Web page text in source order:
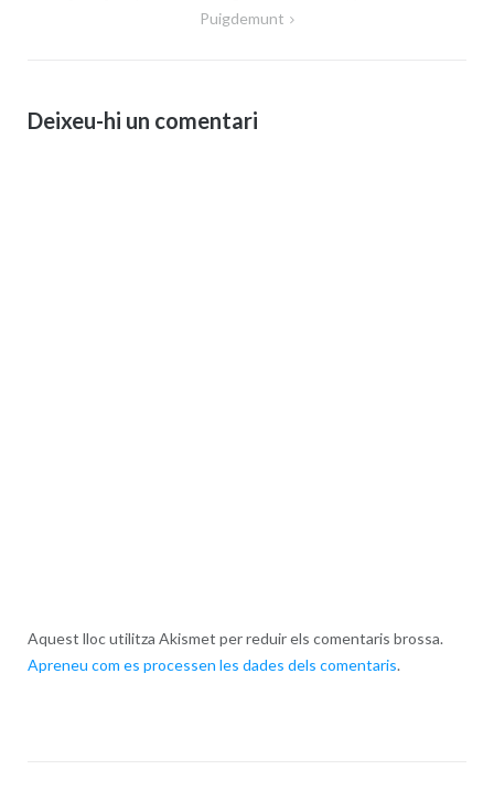
Puigdemunt
Deixeu-hi un comentari
Aquest lloc utilitza Akismet per reduir els comentaris brossa.
Apreneu com es processen les dades dels comentaris.